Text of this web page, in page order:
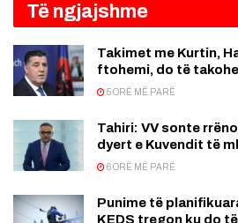
Të ngjajshme
Takimet me Kurtin,
ftohemi, do të
5 ORË MË PARË
Tahiri: VV sonte
dyert e Kuvendit të
6 ORË MË PARË
Punime të
KEDS tregon ku do